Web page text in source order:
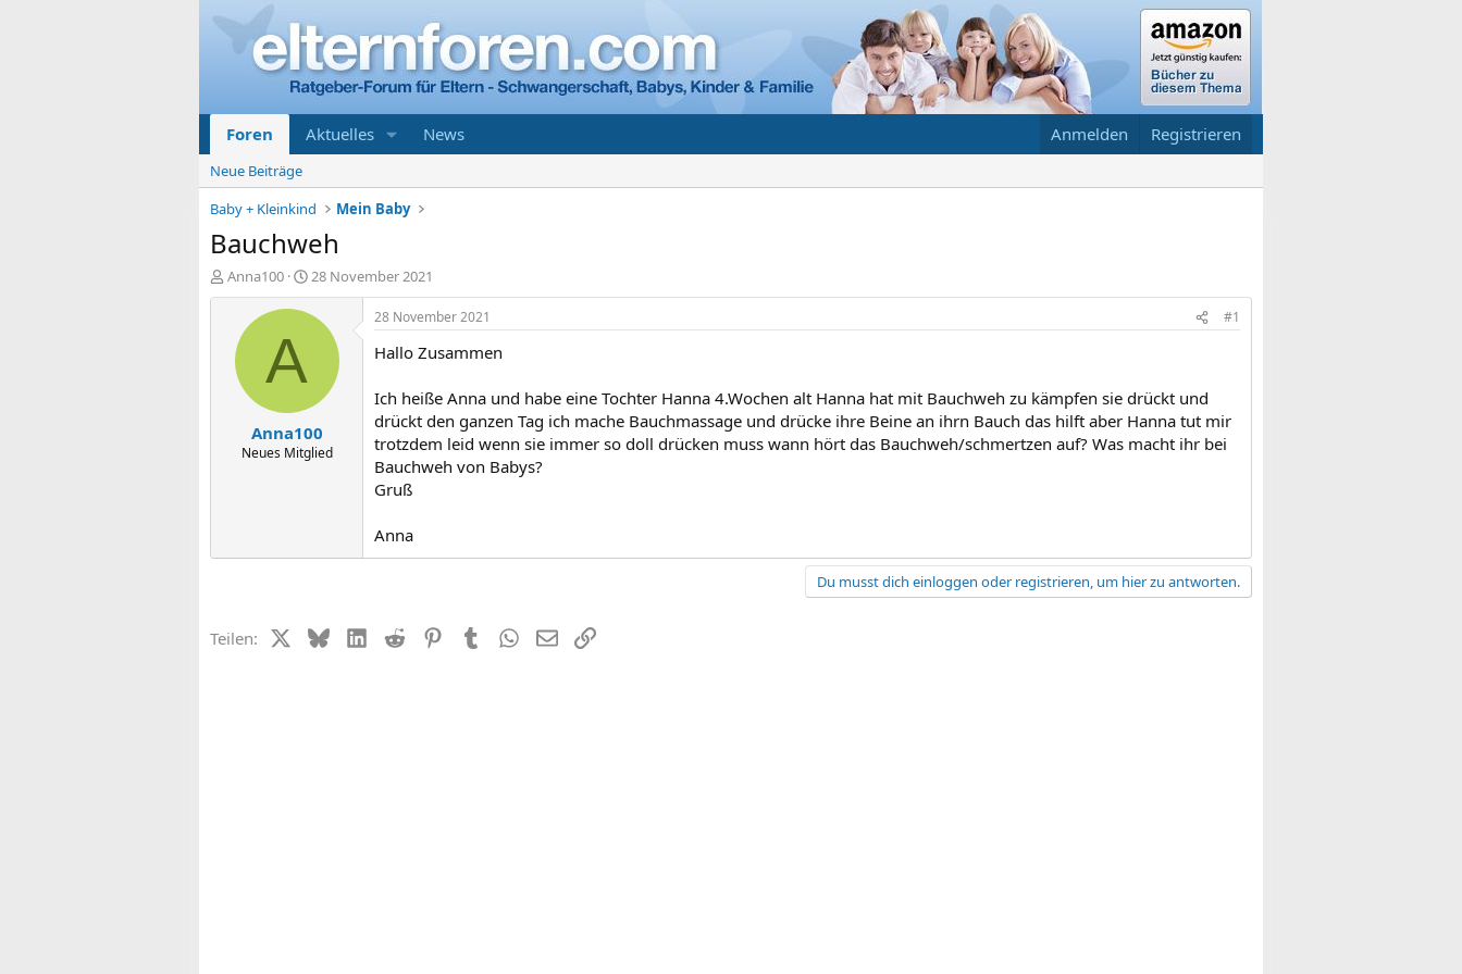
Foren Aktuelles News Anmelden Registrieren
Neue Beiträge
Baby + Kleinkind
Mein Baby
Bauchweh
E
r
Anna100
E
r
s
t
a
m
28 November 2021
A
Anna100
Neues Mitglied
28 November 2021 #1
Hallo Zusammen
Ich heiße Anna und habe eine Tochter Hanna 4.Wochen alt Hanna hat mit Bauchweh zu kämpfen sie drückt und
drückt den ganzen Tag ich mache Bauchmassage und drücke ihre Beine an ihrn Bauch das hilft aber Hanna tut mir
trotzdem leid wenn sie immer so doll drücken muss wann hört das Bauchweh/schmertzen auf? Was macht ihr bei
Bauchweh von Babys?
Gruß
Anna
Du musst dich einloggen oder registrieren, um hier zu antworten.
Teilen: X (Twitter)
BlueskyLinkedIn
Reddit PinterestTumblrWhatsApp
E-MailLink